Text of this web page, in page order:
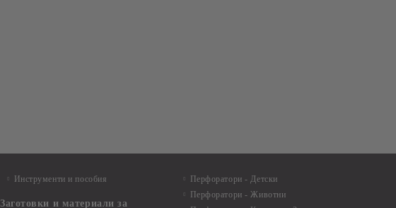
Инструменти и пособия
Заготовки и материали за
Перфоратори - Детски
Перфоратори - Животни